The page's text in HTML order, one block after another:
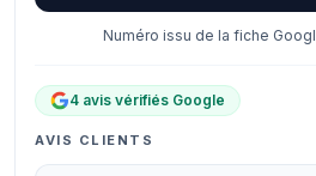
Numéro issu de la fiche
4 avis vérifiés Google
AVIS CLIENTS